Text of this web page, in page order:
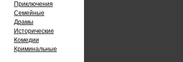
Приключения
Семейные
Драмы
Исторические
Комедии
Криминальные